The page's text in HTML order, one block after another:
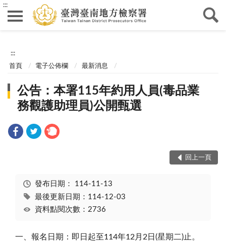
:::
:::
首頁 電子公佈欄 最新消息
公告：本署115年約用人員(毒品業
務觀護助理員)公開甄選
回上一頁
發布日期： 114-11-13
最後更新日期：114-12-03
資料點閱次數：2736
一、報名日期：即日起至114年12月2日(星期二)止。